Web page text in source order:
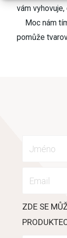
vám
Moc nám
pomůže
ZDE SE